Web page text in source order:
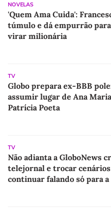
NOVELAS
'Quem Ama Cuida':
túmulo e dá empurrão
virar milionária
TV
Globo prepara ex-BBB
assumir lugar de Ana
Patrícia Poeta
TV
Não adianta a GloboNews
telejornal e trocar cenários
continuar falando só para